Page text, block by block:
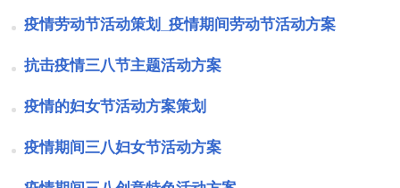
疫情劳动节活动策划_疫情期间劳动节活动方案
抗击疫情三八节主题活动方案
疫情的妇女节活动方案策划
疫情期间三八妇女节活动方案